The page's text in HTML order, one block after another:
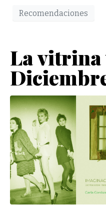
Recomendaciones
La vitrina